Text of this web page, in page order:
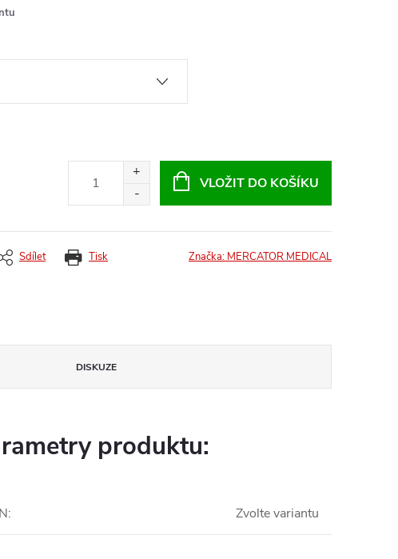
VLOŽIT DO KOŠÍKU
Tisk
Sdílet Značka: MERCATOR MEDICAL
DISKUZE
produktu:
: Zvolte variantu